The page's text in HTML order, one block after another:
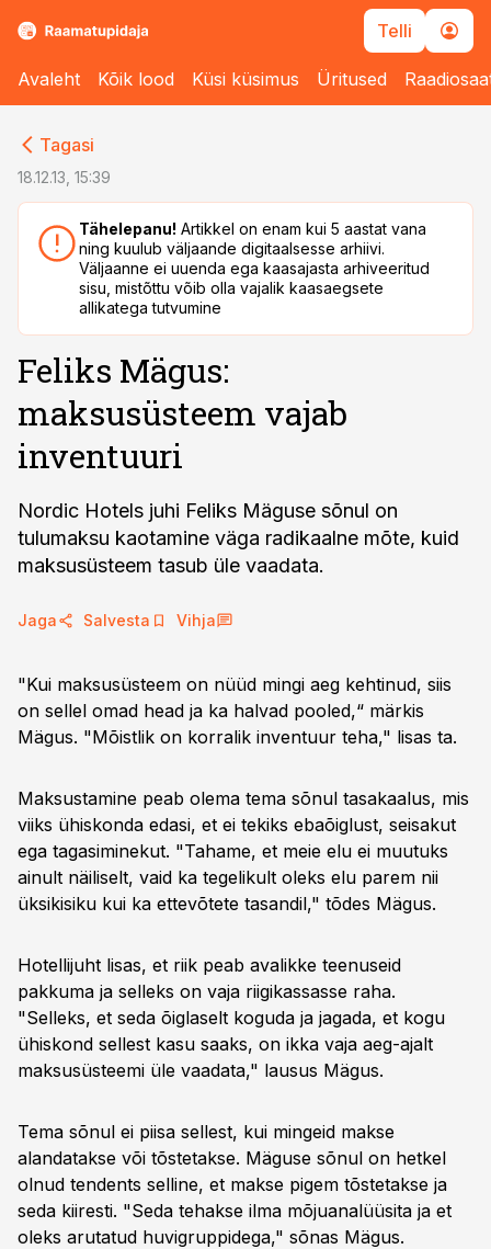
Telli
Avaleht Kõik lood Küsi küsimus Üritused
Tagasi
18.12.13, 15:39
Tähelepanu! Artikkel on enam kui 5 aastat vana
ning kuulub väljaande digitaalsesse arhiivi.
Väljaanne ei uuenda ega kaasajasta arhiveeritud
sisu, mistõttu võib olla vajalik kaasaegsete
allikatega tutvumine
Feliks Mägus:
maksusüsteem vajab
inventuuri
Nordic Hotels juhi Feliks Mäguse sõnul on
tulumaksu kaotamine väga radikaalne mõte, kuid
maksusüsteem tasub üle vaadata.
Jaga Salvesta Vihja
"Kui maksusüsteem on nüüd mingi aeg kehtinud, siis
on sellel omad head ja ka halvad pooled,“ märkis
Mägus. "Mõistlik on korralik inventuur teha," lisas ta.
Maksustamine peab olema tema sõnul tasakaalus, mis
viiks ühiskonda edasi, et ei tekiks ebaõiglust, seisakut
ega tagasiminekut. "Tahame, et meie elu ei muutuks
ainult näiliselt, vaid ka tegelikult oleks elu parem nii
üksikisiku kui ka ettevõtete tasandil," tõdes Mägus.
Hotellijuht lisas, et riik peab avalikke teenuseid
pakkuma ja selleks on vaja riigikassasse raha.
"Selleks, et seda õiglaselt koguda ja jagada, et kogu
ühiskond sellest kasu saaks, on ikka vaja aeg-ajalt
maksusüsteemi üle vaadata," lausus Mägus.
Tema sõnul ei piisa sellest, kui mingeid makse
alandatakse või tõstetakse. Mäguse sõnul on hetkel
olnud tendents selline, et makse pigem tõstetakse ja
seda kiiresti. "Seda tehakse ilma mõjuanalüüsita ja et
oleks arutatud huvigruppidega," sõnas Mägus.